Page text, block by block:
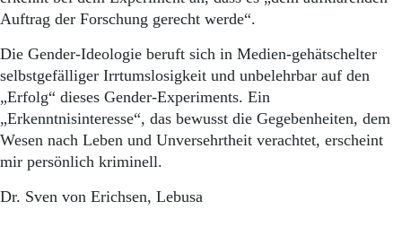
Auftrag der Forschung gerecht werde“.
Die Gender-Ideologie beruft sich in Medien-gehätschelter
selbstgefälliger Irrtumslosigkeit und unbelehrbar auf den
„Erfolg“ dieses Gender-Experiments. Ein
„Erkenntnisinteresse“, das bewusst die Gegebenheiten, dem
Wesen nach Leben und Unversehrtheit verachtet, erscheint
mir persönlich kriminell.
Dr. Sven von Erichsen, Lebusa